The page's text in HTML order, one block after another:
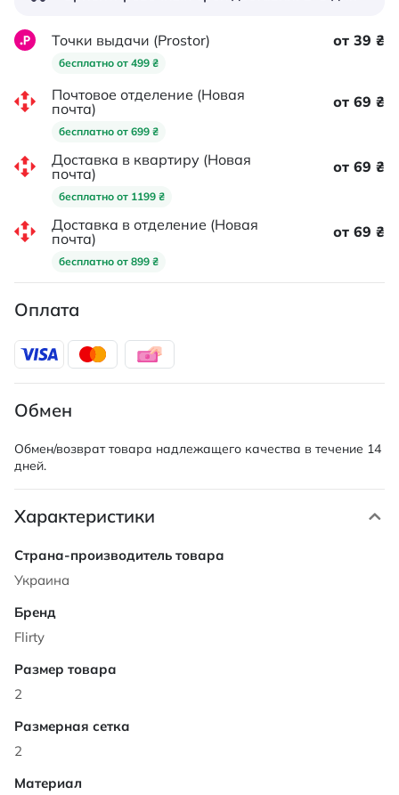
Точки выдачи (Prostor)
бесплатно от 499 ₴
от 39 ₴
Почтовое отделение (Новая
почта)
бесплатно от 699 ₴
от 69 ₴
Доставка в квартиру (Новая
почта)
бесплатно от 1199 ₴
от 69 ₴
Доставка в отделение (Новая
почта)
бесплатно от 899 ₴
от 69 ₴
Оплата
Обмен
Обмен/возврат товара надлежащего качества в течение 14
дней.
Характеристики
Характеристики
Украина
Flirty
2
2